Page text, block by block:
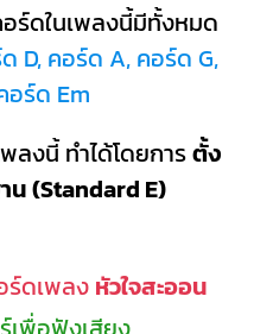
ร์ดในเพลงนี้มีทั้งหมด
D, คอร์ด A, คอร์ด G,
อร์ด Em
ลงนี้ ทำได้โดยการตั้ง
น (Standard E)
ร์ดเพลง หัวใจสะออน